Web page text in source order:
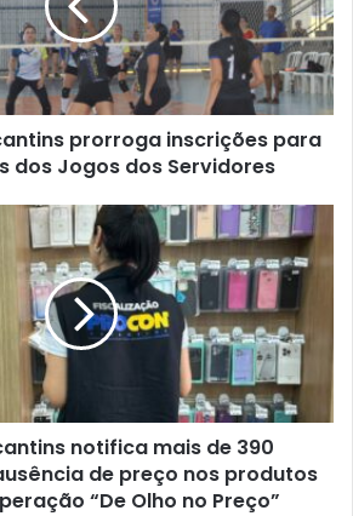
prorroga inscrições para
dos Jogos dos Servidores
notifica mais de 390
de preço nos produtos
“De Olho no Preço”